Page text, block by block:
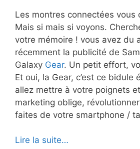
Les montres connectées vous
Mais si mais si voyons.
votre mémoire ! vous avez du
récemment la publicité de
Galaxy Gear. Un petit effort,
Et oui, la Gear, c’est ce bidule
allez mettre à votre poignets
marketing oblige, révolutionner
faites de votre smartphone /
Lire la suite…